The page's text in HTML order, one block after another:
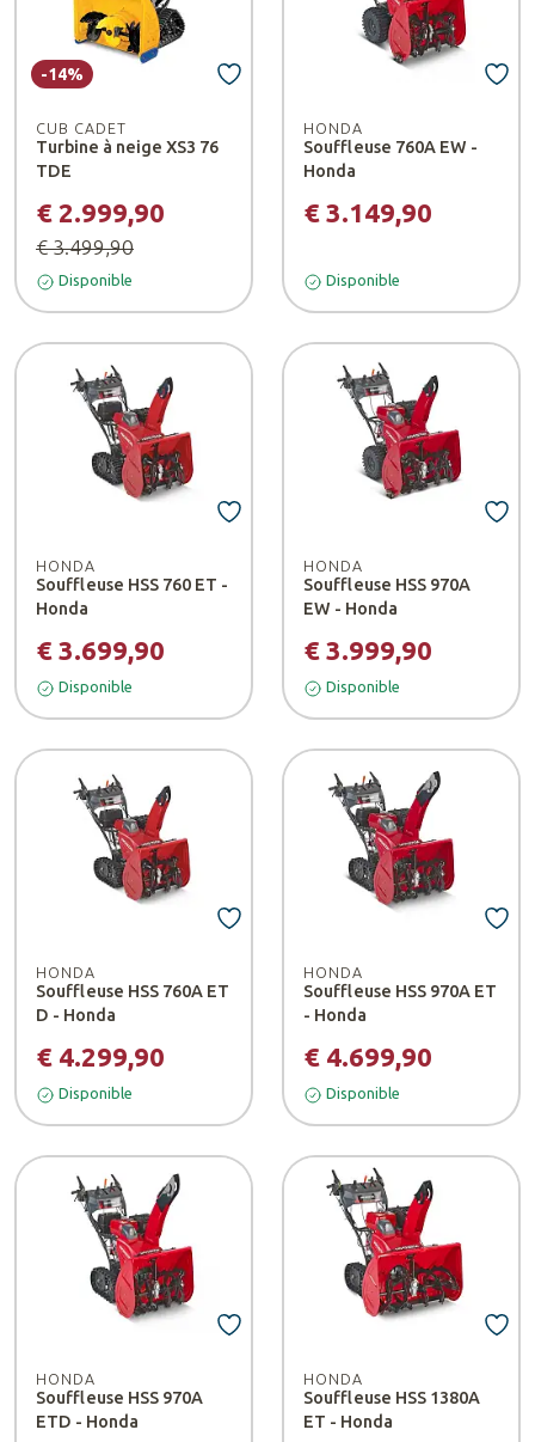
CUB CADET
Turbine à neige XS3 76
TDE
€ 2.999,90
€ 3.499,90
-14%
Disponible
HONDA
Souffleuse 760A EW -
Honda
€ 3.149,90
Disponible
HONDA
Souffleuse HSS 760 ET -
Honda
€ 3.699,90
Disponible
HONDA
Souffleuse HSS 970A
EW - Honda
€ 3.999,90
Disponible
HONDA
Souffleuse HSS 760A ET
D - Honda
€ 4.299,90
Disponible
HONDA
Souffleuse HSS 970A ET
- Honda
€ 4.699,90
Disponible
HONDA
Souffleuse HSS 970A
ETD - Honda
HONDA
Souffleuse HSS 1380A
ET - Honda